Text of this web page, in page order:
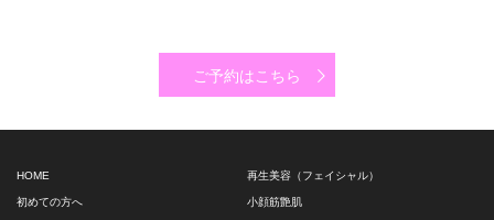
ご予約はこちら
HOME
初めての方へ
再生美容（フェイシャル）
小顔筋艶肌